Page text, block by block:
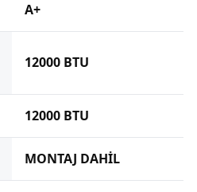
A+
12000 BTU
12000 BTU
MONTAJ DAHİL